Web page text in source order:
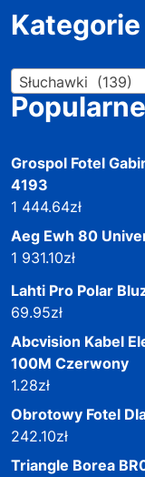
Słuchawki (139)
Grospol Fotel
4193
1 444.64zł
Aeg Ewh 80
1 931.10zł
Lahti Pro Polar
69.95zł
Abcvision Kabel
100M Czerwony
1.28zł
Obrotowy Fotel
242.10zł
Triangle Borea